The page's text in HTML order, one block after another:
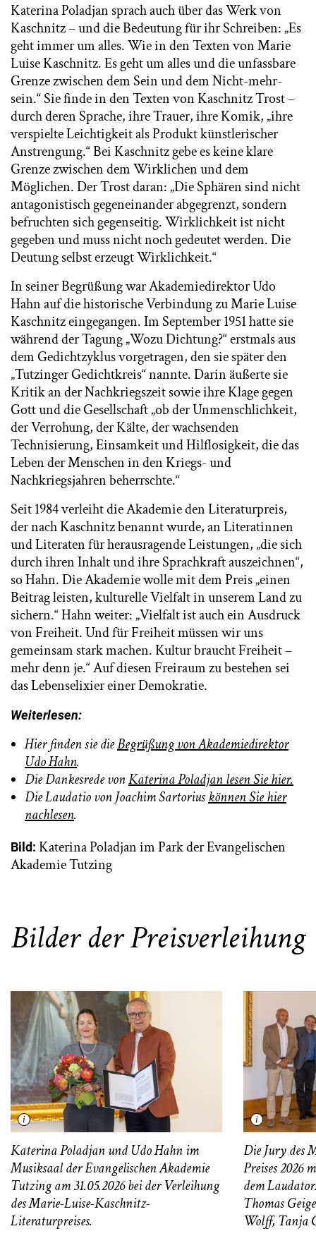
Katerina Poladjan sprach auch über das Werk von
Kaschnitz – und die Bedeutung für ihr Schreiben: „Es
geht immer um alles. Wie in den Texten von Marie
Luise Kaschnitz. Es geht um alles und die unfassbare
Grenze zwischen dem Sein und dem Nicht-mehr-
sein.“ Sie finde in den Texten von Kaschnitz Trost –
durch deren Sprache, ihre Trauer, ihre Komik, „ihre
verspielte Leichtigkeit als Produkt künstlerischer
Anstrengung.“ Bei Kaschnitz gebe es keine klare
Grenze zwischen dem Wirklichen und dem
Möglichen. Der Trost daran: „Die Sphären sind nicht
antagonistisch gegeneinander abgegrenzt, sondern
befruchten sich gegenseitig. Wirklichkeit ist nicht
gegeben und muss nicht noch gedeutet werden. Die
Deutung selbst erzeugt Wirklichkeit.“
In seiner Begrüßung war Akademiedirektor Udo
Hahn auf die historische Verbindung zu Marie Luise
Kaschnitz eingegangen. Im September 1951 hatte sie
während der Tagung „Wozu Dichtung?“ erstmals aus
dem Gedichtzyklus vorgetragen, den sie später den
„Tutzinger Gedichtkreis“ nannte. Darin äußerte sie
Kritik an der Nachkriegszeit sowie ihre Klage gegen
Gott und die Gesellschaft „ob der Unmenschlichkeit,
der Verrohung, der Kälte, der wachsenden
Technisierung, Einsamkeit und Hilflosigkeit, die das
Leben der Menschen in den Kriegs- und
Nachkriegsjahren beherrschte.“
Seit 1984 verleiht die Akademie den Literaturpreis,
der nach Kaschnitz benannt wurde, an Literatinnen
und Literaten für herausragende Leistungen, „die sich
durch ihren Inhalt und ihre Sprachkraft auszeichnen“,
so Hahn. Die Akademie wolle mit dem Preis „einen
Beitrag leisten, kulturelle Vielfalt in unserem Land zu
sichern.“ Hahn weiter: „Vielfalt ist auch ein Ausdruck
von Freiheit. Und für Freiheit müssen wir uns
gemeinsam stark machen. Kultur braucht Freiheit –
mehr denn je.“ Auf diesen Freiraum zu bestehen sei
das Lebenselixier einer Demokratie.
Weiterlesen:
Hier finden sie dieBegrüßung von Akademiedirektor
Udo Hahn.
Die Dankesrede vonKaterina Poladjan lesen Sie hier.
Die Laudatio von Joachim Sartoriuskönnen Sie hier
nachlesen.
Bild: Katerina Poladjan im Park der Evangelischen
Akademie Tutzing
Bilder der Preisverleihung
Katerina Poladjan und Udo Hahn im
Musiksaal der Evangelischen Akademie
Tutzing am 31.05.2026 bei der Verleihung
des Marie-Luise-Kaschnitz-
Literaturpreises.
Die Jury des
Preises 2026
dem
Thomas
Wolff, Tanja